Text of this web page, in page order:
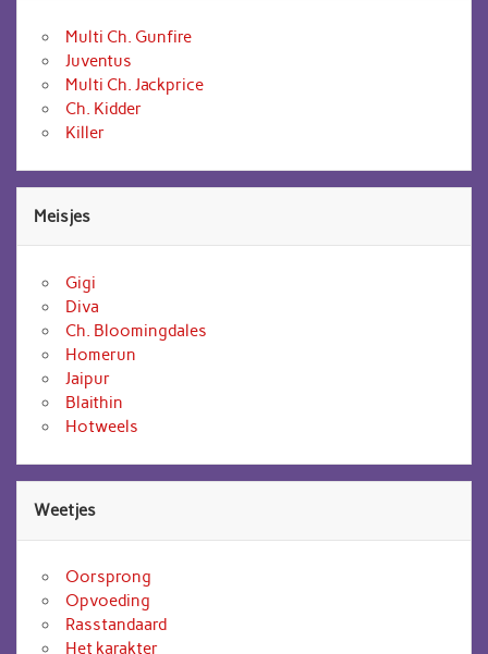
Multi Ch. Gunfire
Juventus
Multi Ch. Jackprice
Ch. Kidder
Killer
Meisjes
Gigi
Diva
Ch. Bloomingdales
Homerun
Jaipur
Blaithin
Hotweels
Weetjes
Oorsprong
Opvoeding
Rasstandaard
Het karakter